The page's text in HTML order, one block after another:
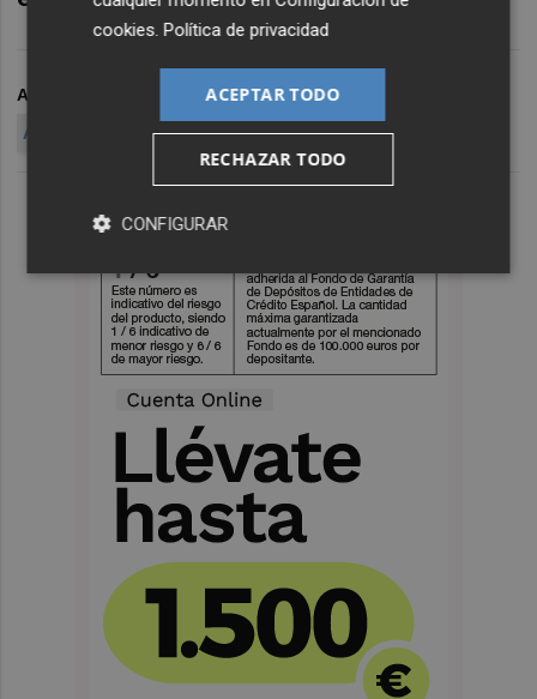
ARCHIVADO EN
ANÁLISIS DE VERTEX PHARMACEUTICALS
cookies.Política de privacidad
ACEPTAR TODO
RECHAZAR TODO
CONFIGURAR